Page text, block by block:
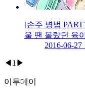
[손주 병법
울 땐 몰랐던 육
2016-06-27
◀ 1 ▶
이투데이